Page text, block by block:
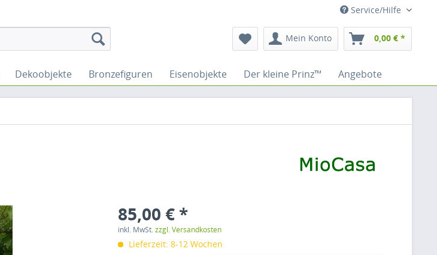
Service/Hilfe
Mein Konto 0,00 € *
Dekoobjekte Bronzefiguren Eisenobjekte Der kleine Prinz™ Angebote
85,00 € *
inkl. MwSt.zzgl. Versandkosten
Lieferzeit: 8-12 Wochen